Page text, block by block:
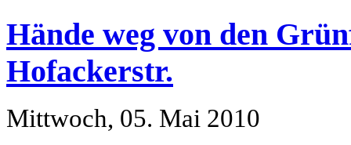
Hände weg von den
Hofackerstr.
Mittwoch, 05. Mai 2010